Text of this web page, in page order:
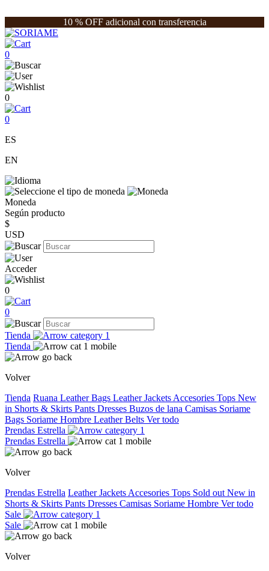
10 % OFF adicional con transferencia
0
0
0
ES
EN
Moneda
Según producto
$
USD
Acceder
0
0
Tienda
Tienda
Volver
Tienda Ruana Leather Bags Leather Jackets Accesories Tops New
in Shorts & Skirts Pants Dresses Buzos de lana Camisas Soriame
Bags Soriame Hombre Leather Belts Ver todo
Prendas Estrella
Prendas Estrella
Volver
Prendas Estrella Leather Jackets Accesories Tops Sold out New in
Shorts & Skirts Pants Dresses Camisas Soriame Hombre Ver todo
Sale
Sale
Volver